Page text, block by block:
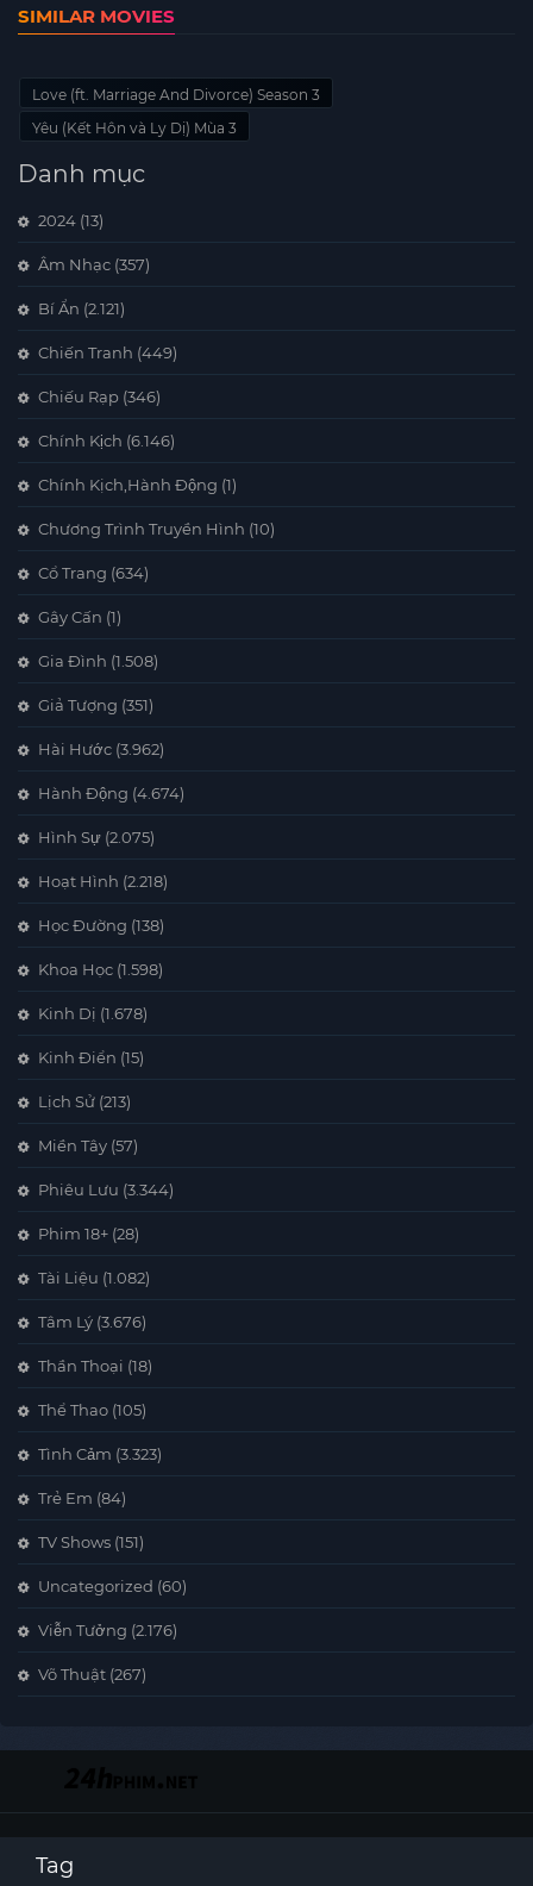
SIMILAR MOVIES
Love (ft. Marriage And Divorce) Season 3
Yêu (Kết Hôn và Ly Dị) Mùa 3
Danh mục
2024 (13)
Âm Nhạc (357)
Bí Ẩn (2.121)
Chiến Tranh (449)
Chiếu Rạp (346)
Chính Kịch (6.146)
Chính Kịch,Hành Động (1)
Chương Trình Truyền Hình (10)
Cổ Trang (634)
Gây Cấn (1)
Gia Đình (1.508)
Giả Tượng (351)
Hài Hước (3.962)
Hành Động (4.674)
Hình Sự (2.075)
Hoạt Hình (2.218)
Học Đường (138)
Khoa Học (1.598)
Kinh Dị (1.678)
Kinh Điển (15)
Lịch Sử (213)
Miền Tây (57)
Phiêu Lưu (3.344)
Phim 18+ (28)
Tài Liệu (1.082)
Tâm Lý (3.676)
Thần Thoại (18)
Thể Thao (105)
Tình Cảm (3.323)
Trẻ Em (84)
TV Shows (151)
Uncategorized (60)
Viễn Tưởng (2.176)
Võ Thuật (267)
Tag